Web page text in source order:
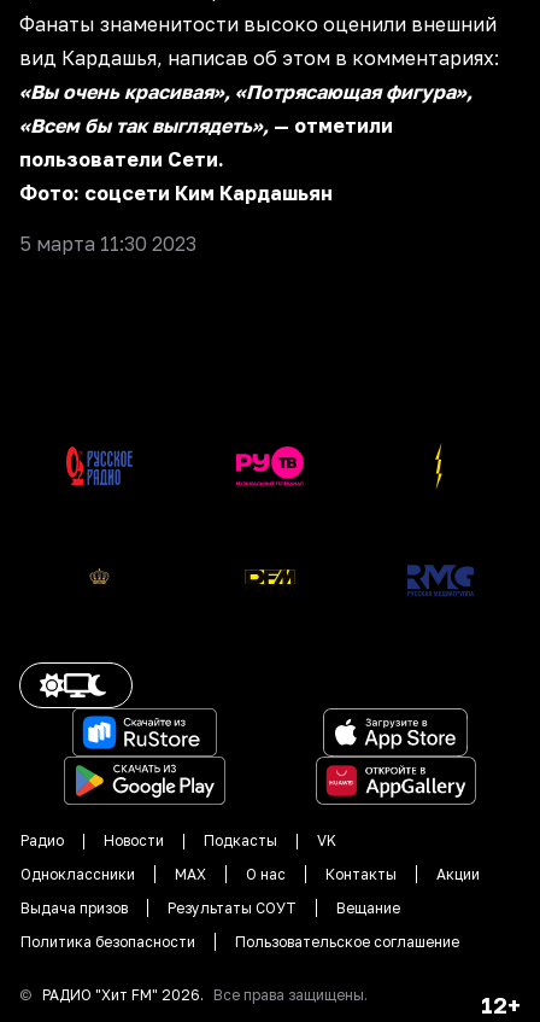
Фанаты знаменитости высоко оценили внешний
вид Кардашья, написав об этом в комментариях:
«Вы очень красивая», «Потрясающая фигура»,
«Всем бы так выглядеть», — отметили
пользователи Сети.
Фото: соцсети Ким Кардашьян
5 марта 11:30 2023
Радио Новости Подкасты
VK
Одноклассники
MAX О нас Контакты
Акции
Выдача призов
Результаты СОУТ
Вещание
Политика безопасности
Пользовательское соглашение
© РАДИО "Хит FM" 2026. Все права защищены. 12+